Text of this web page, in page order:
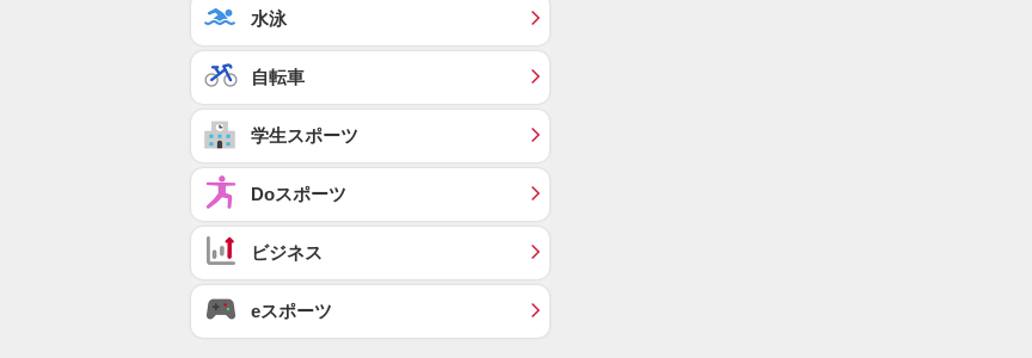
水泳
自転車
学生スポーツ
Doスポーツ
ビジネス
eスポーツ